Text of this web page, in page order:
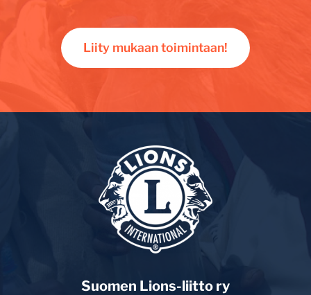
Liity mukaan toimintaan!
Suomen Lions-liitto ry